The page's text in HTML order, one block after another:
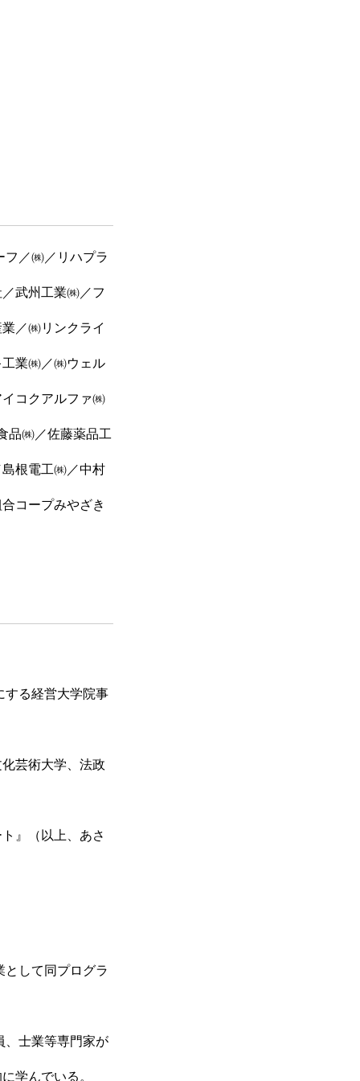
／㈱／リハプラ
武州工業㈱／フ
／㈱リンクライ
業㈱／㈱ウェル
コクアルファ㈱
品㈱／佐藤薬品工
根電工㈱／中村
コープみやざき
する経営大学院事
芸術大学、法政
』（以上、あさ
して同プログラ
、士業等専門家が
学んでいる。